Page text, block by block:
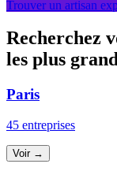
Trouver un artisan
Recherchez
les plus
Paris
45 entreprises
Voir →